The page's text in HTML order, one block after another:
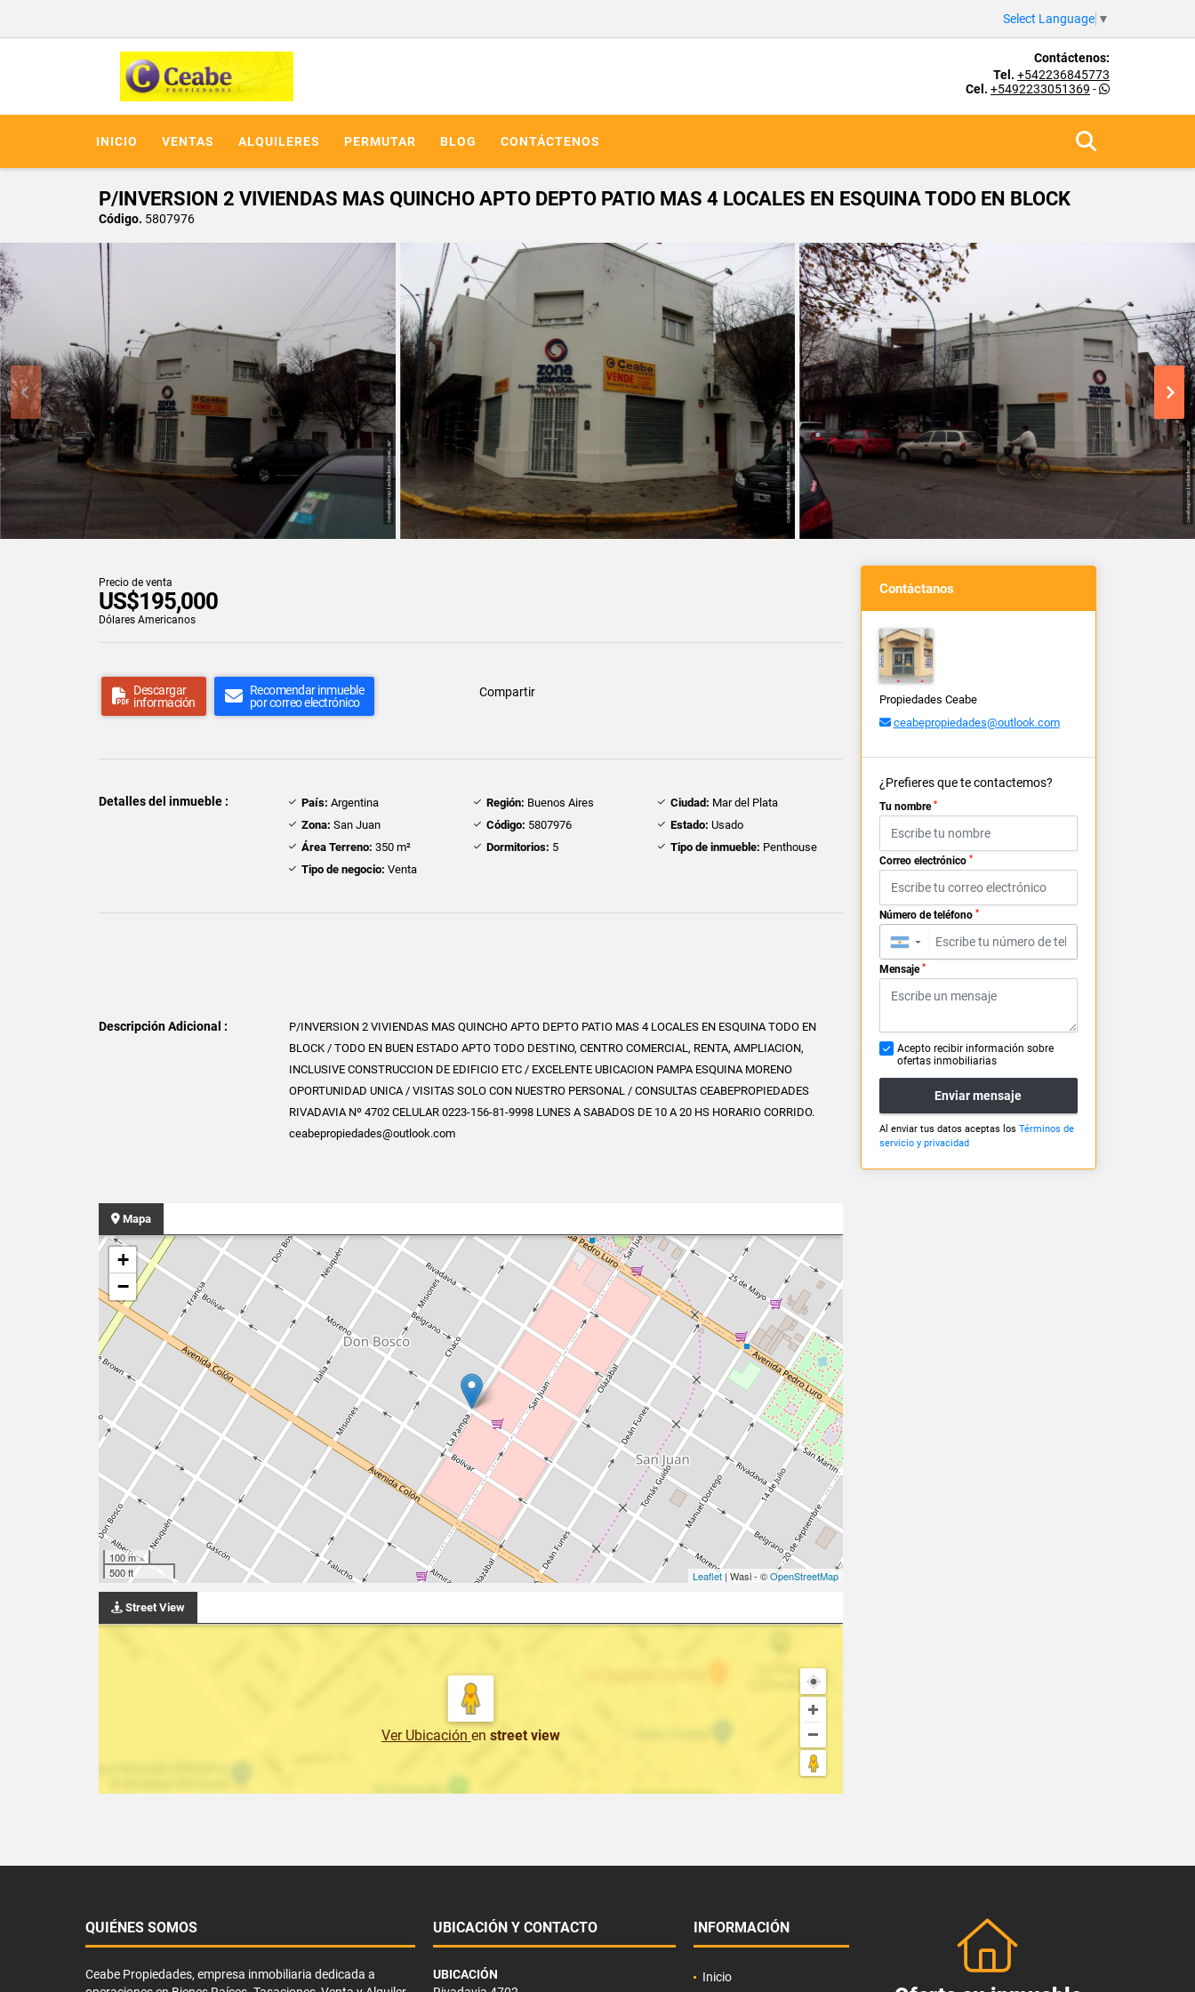
Select Language ▼
Contáctenos:
Tel. +542236845773
Cel. +5492233051369 -
INICIO VENTAS ALQUILERES PERMUTAR BLOG CONTÁCTENOS
P/INVERSION 2 VIVIENDAS MAS QUINCHO APTO DEPTO PATIO MAS 4 LOCALES EN ESQUINA TODO EN BLOCK
Código. 5807976
Precio de venta
US$195,000
Dólares Americanos
Descargar
información
Recomendar inmueble
por correo electrónico
Compartir
Detalles del inmueble : País: Argentina Región: Buenos Aires Ciudad: Mar del Plata
Zona: San Juan Código: 5807976 Estado: Usado
Área Terreno: 350 m² Dormitorios: 5 Tipo de inmueble: Penthouse
Tipo de negocio: Venta
Descripción Adicional :
P/INVERSION 2 VIVIENDAS MAS QUINCHO APTO DEPTO PATIO MAS 4 LOCALES EN ESQUINA TODO EN
BLOCK / TODO EN BUEN ESTADO APTO TODO DESTINO, CENTRO COMERCIAL, RENTA, AMPLIACION,
INCLUSIVE CONSTRUCCION DE EDIFICIO ETC / EXCELENTE UBICACION PAMPA ESQUINA MORENO
OPORTUNIDAD UNICA / VISITAS SOLO CON NUESTRO PERSONAL / CONSULTAS CEABEPROPIEDADES
RIVADAVIA Nº 4702 CELULAR 0223-156-81-9998 LUNES A SABADOS DE 10 A 20 HS HORARIO CORRIDO.
ceabepropiedades@outlook.com
Mapa
+
−
100 m
500 ft
Leaflet| Wasi - ©OpenStreetMap
Street View
Ver Ubicación en street view
Contáctanos
Propiedades Ceabe
ceabepropiedades@outlook.com
¿Prefieres que te contactemos?
Tu nombre *
Correo electrónico *
Número de teléfono *
▼
Mensaje *
Acepto recibir información sobre
ofertas inmobiliarias
Enviar mensaje
Al enviar tus datos aceptas los Términos de
servicio y privacidad
QUIÉNES SOMOS
Ceabe Propiedades, empresa inmobiliaria dedicada a
UBICACIÓN Y CONTACTO
UBICACIÓN
INFORMACIÓN
Inicio